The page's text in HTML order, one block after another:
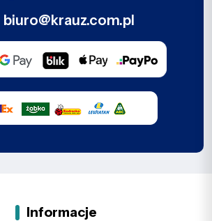
biuro@krauz.com.pl
Informacje